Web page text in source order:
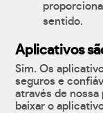
sentido.
Aplicativos
Sim. Os
seguros e
através de
baixar o